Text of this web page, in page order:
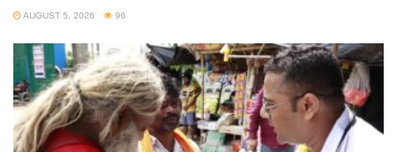
AUGUST 5, 2026 96